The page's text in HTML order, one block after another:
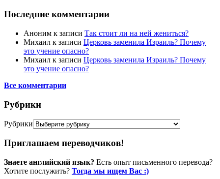
Последние комментарии
Аноним к записи Так стоит ли на ней жениться?
Михаил к записи Церковь заменила Израиль? Почему
это учение опасно?
Михаил к записи Церковь заменила Израиль? Почему
это учение опасно?
Все комментарии
Рубрики
Рубрики
Приглашаем переводчиков!
Знаете английский язык? Есть опыт письменного перевода?
Хотите послужить? Тогда мы ищем Вас :)